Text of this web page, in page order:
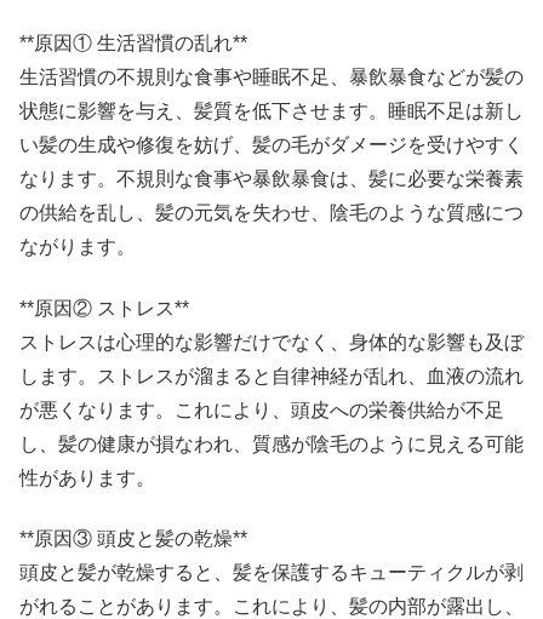
**原因① 生活習慣の乱れ**
生活習慣の不規則な食事や睡眠不足、暴飲暴食などが髪の
状態に影響を与え、髪質を低下させます。睡眠不足は新し
い髪の生成や修復を妨げ、髪の毛がダメージを受けやすく
なります。不規則な食事や暴飲暴食は、髪に必要な栄養素
の供給を乱し、髪の元気を失わせ、陰毛のような質感につ
ながります。
**原因② ストレス**
ストレスは心理的な影響だけでなく、身体的な影響も及ぼ
します。ストレスが溜まると自律神経が乱れ、血液の流れ
が悪くなります。これにより、頭皮への栄養供給が不足
し、髪の健康が損なわれ、質感が陰毛のように見える可能
性があります。
**原因③ 頭皮と髪の乾燥**
頭皮と髪が乾燥すると、髪を保護するキューティクルが剥
がれることがあります。これにより、髪の内部が露出し、